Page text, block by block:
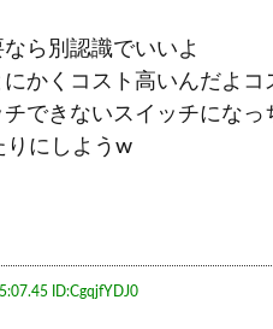
ら別認識でいいよ
かくコスト高いんだよコ
できないスイッチにな
りにしようw
ID:CgqjfYDJ0